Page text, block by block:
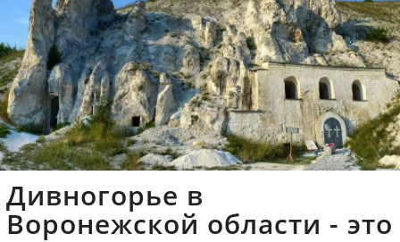
Дивногорье в
Воронежской области - это